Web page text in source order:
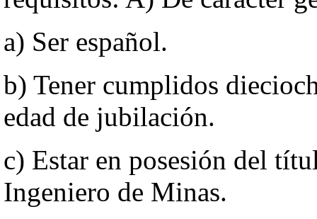
a) Ser español.
b) Tener cumplidos
edad de jubilación.
c) Estar en posesión del
Ingeniero de Minas.